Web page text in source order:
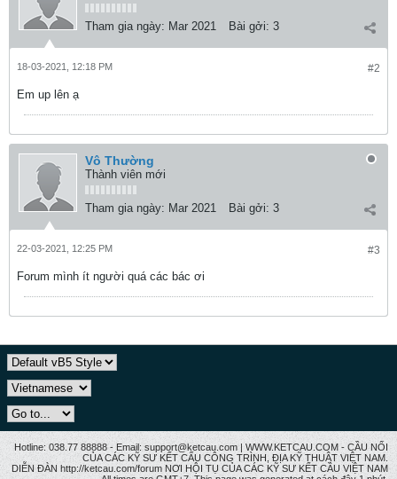
Tham gia ngày: Mar 2021 Bài gởi: 3
#2
18-03-2021, 12:18 PM
Em up lên ạ
Vô Thường
Thành viên mới
Tham gia ngày: Mar 2021 Bài gởi: 3
#3
22-03-2021, 12:25 PM
Forum mình ít người quá các bác ơi
Hotline: 038.77 88888 - Email: support@ketcau.com | WWW.KETCAU.COM - CẦU NỐI
CỦA CÁC KỸ SƯ KẾT CẤU CÔNG TRÌNH, ĐỊA KỸ THUẬT VIỆT NAM.
DIỄN ĐÀN http://ketcau.com/forum NƠI HỘI TỤ CỦA CÁC KỸ SƯ KẾT CÂU VIỆT NAM